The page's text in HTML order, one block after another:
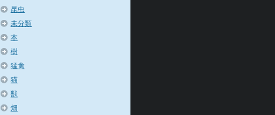
昆虫
未分類
本
樹
猛禽
猫
獣
畑